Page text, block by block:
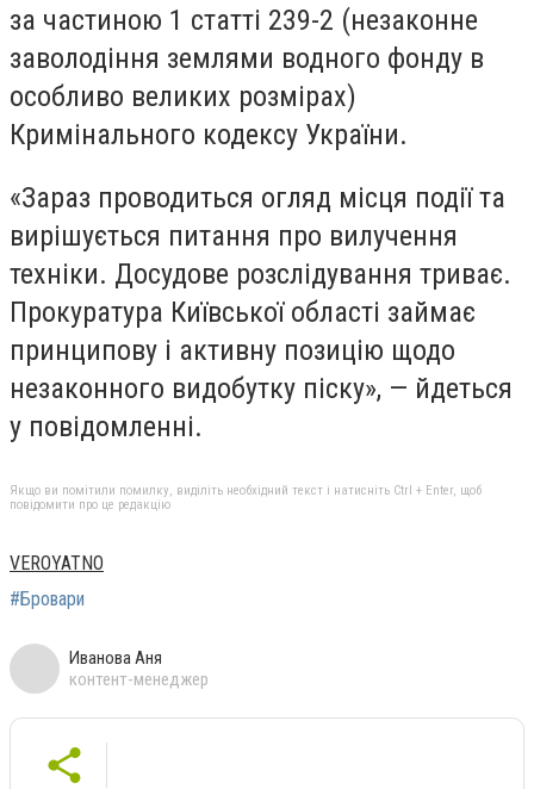
за частиною 1 статті 239-2 (незаконне
заволодіння землями водного фонду в
особливо великих розмірах)
Кримінального кодексу України.
«Зараз проводиться огляд місця події та
вирішується питання про вилучення
техніки. Досудове розслідування триває.
Прокуратура Київської області займає
принципову і активну позицію щодо
незаконного видобутку піску», — йдеться
у повідомленні.
Якщо ви помітили помилку, виділіть необхідний текст і натисніть Ctrl + Enter, щоб
повідомити про це редакцію
VEROYATNO
#Бровари
Иванова Аня
контент-менеджер